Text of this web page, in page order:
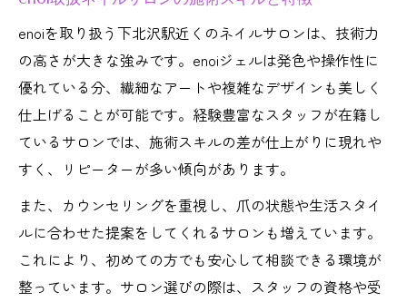
enoiを取り扱う下北沢駅近くのネイルサロンは、技術力
の高さが大きな強みです。enoiジェルは発色や操作性に
優れている分、繊細なアートや複雑なデザインも美しく
仕上げることが可能です。経験豊富なスタッフが在籍し
ているサロンでは、施術スキルの差が仕上がりに現れや
すく、リピーターが多い傾向があります。
また、カウンセリングを重視し、爪の状態や生活スタイ
ルに合わせた提案をしてくれるサロンも増えています。
これにより、初めての方でも安心して相談できる環境が
整っています。サロン選びの際は、スタッフの資格や受